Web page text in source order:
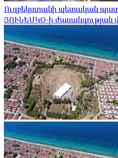
Ուզբեկստանի պետական
ՅՈՒՆԵՍԿՕ-ի ժառանգության